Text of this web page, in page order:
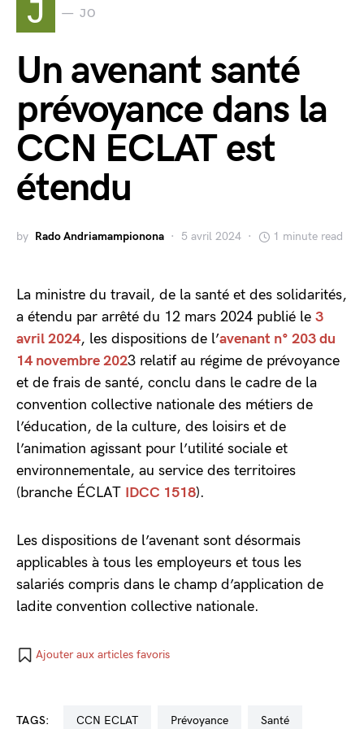
J JO
Un avenant santé
prévoyance dans la
CCN ECLAT est
étendu
by Rado Andriamampionona 5 avril 2024 1 minute read
La ministre du travail, de la santé et des solidarités,
a étendu par arrêté du 12 mars 2024 publié le 3
avril 2024, les dispositions de l’avenant n° 203 du
14 novembre 2023 relatif au régime de prévoyance
et de frais de santé, conclu dans le cadre de la
convention collective nationale des métiers de
l’éducation, de la culture, des loisirs et de
l’animation agissant pour l’utilité sociale et
environnementale, au service des territoires
(branche ÉCLAT IDCC 1518).
Les dispositions de l’avenant sont désormais
applicables à tous les employeurs et tous les
salariés compris dans le champ d’application de
ladite convention collective nationale.
Ajouter aux articles favoris
TAGS: CCN ECLAT prévoyance santé